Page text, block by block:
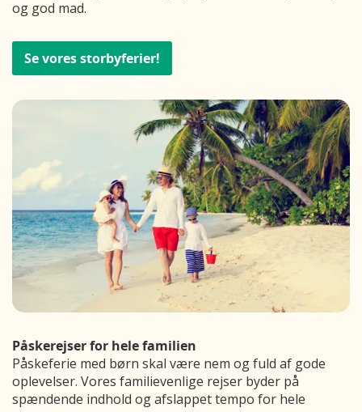
og god mad.
Se vores storbyferier!
Påskerejser for hele familien
Påskeferie med børn skal være nem og fuld af gode
oplevelser. Vores familievenlige rejser byder på
spændende indhold og afslappet tempo for hele